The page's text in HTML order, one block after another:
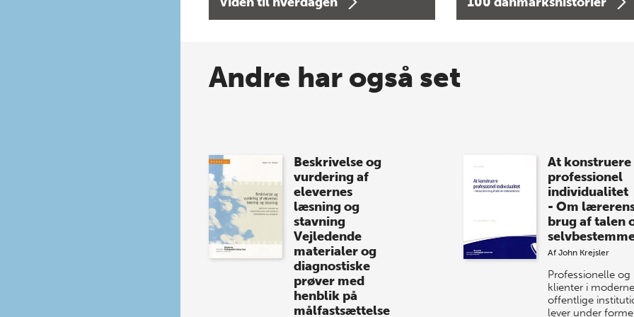
Andre har også set
Beskrivelse og
vurdering af
elevernes
læsning og
stavning
Vejledende
materialer og
diagnostiske
prøver med
henblik på
målfastsættelse
At konstruere
professionel
individualitet
- Om
brug af talen
Af John Krejsler
Professionelle og
klienter i moderne
offentlige
lever under